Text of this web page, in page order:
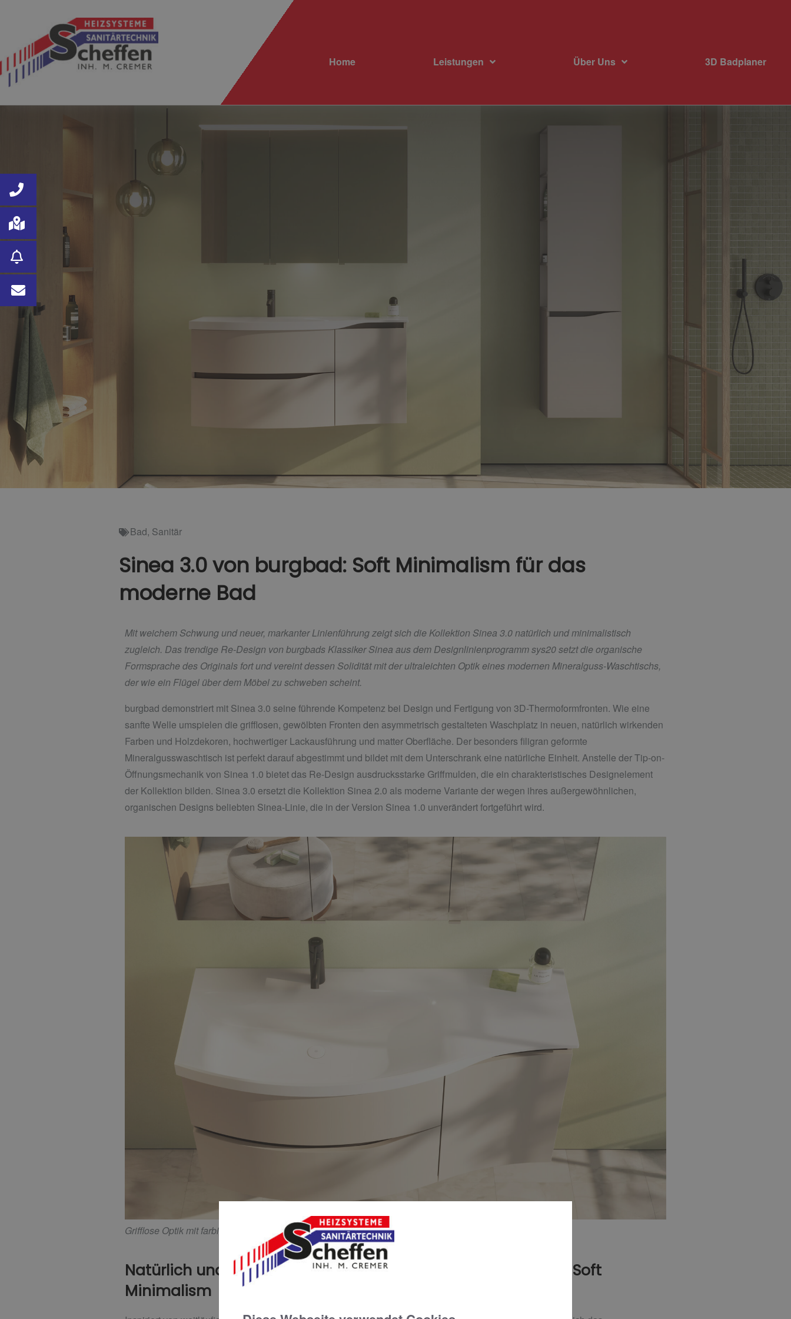
Home Leistungen Über Uns 3D Badplaner
Bad, Sanitär
Sinea 3.0 von burgbad: Soft Minimalism für das
moderne Bad
Mit weichem Schwung und neuer, markanter Linienführung zeigt sich die Kollektion Sinea 3.0 natürlich und minimalistisch
zugleich. Das trendige Re-Design von burgbads Klassiker Sinea aus dem Designlinienprogramm sys20 setzt die organische
Formsprache des Originals fort und vereint dessen Solidität mit der ultraleichten Optik eines modernen Mineralguss-Waschtischs,
der wie ein Flügel über dem Möbel zu schweben scheint.
burgbad demonstriert mit Sinea 3.0 seine führende Kompetenz bei Design und Fertigung von 3D-Thermoformfronten. Wie eine
sanfte Welle umspielen die grifflosen, gewölbten Fronten den asymmetrisch gestalteten Waschplatz in neuen, natürlich wirkenden
Farben und Holzdekoren, hochwertiger Lackausführung und matter Oberfläche. Der besonders filigran geformte
Mineralgusswaschtisch ist perfekt darauf abgestimmt und bildet mit dem Unterschrank eine natürliche Einheit. Anstelle der Tip-on-
Öffnungsmechanik von Sinea 1.0 bietet das Re-Design ausdrucksstarke Griffmulden, die ein charakteristisches Designelement
der Kollektion bilden. Sinea 3.0 ersetzt die Kollektion Sinea 2.0 als moderne Variante der wegen ihres außergewöhnlichen,
organischen Designs beliebten Sinea-Linie, die in der Version Sinea 1.0 unverändert fortgeführt wird.
Grifflose Optik mit farbig akzentuierten Griffmulden
Natürlich und nordisch schlicht: Badmöbeldesign im Stil des Soft
Minimalism